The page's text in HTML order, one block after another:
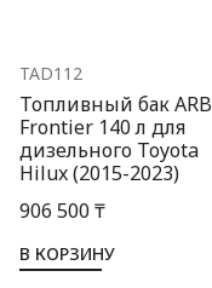
TAD112
Топливный бак ARB
Frontier 140 л для
дизельного Toyota
Hilux (2015-2023)
906 500 ₸
В КОРЗИНУ